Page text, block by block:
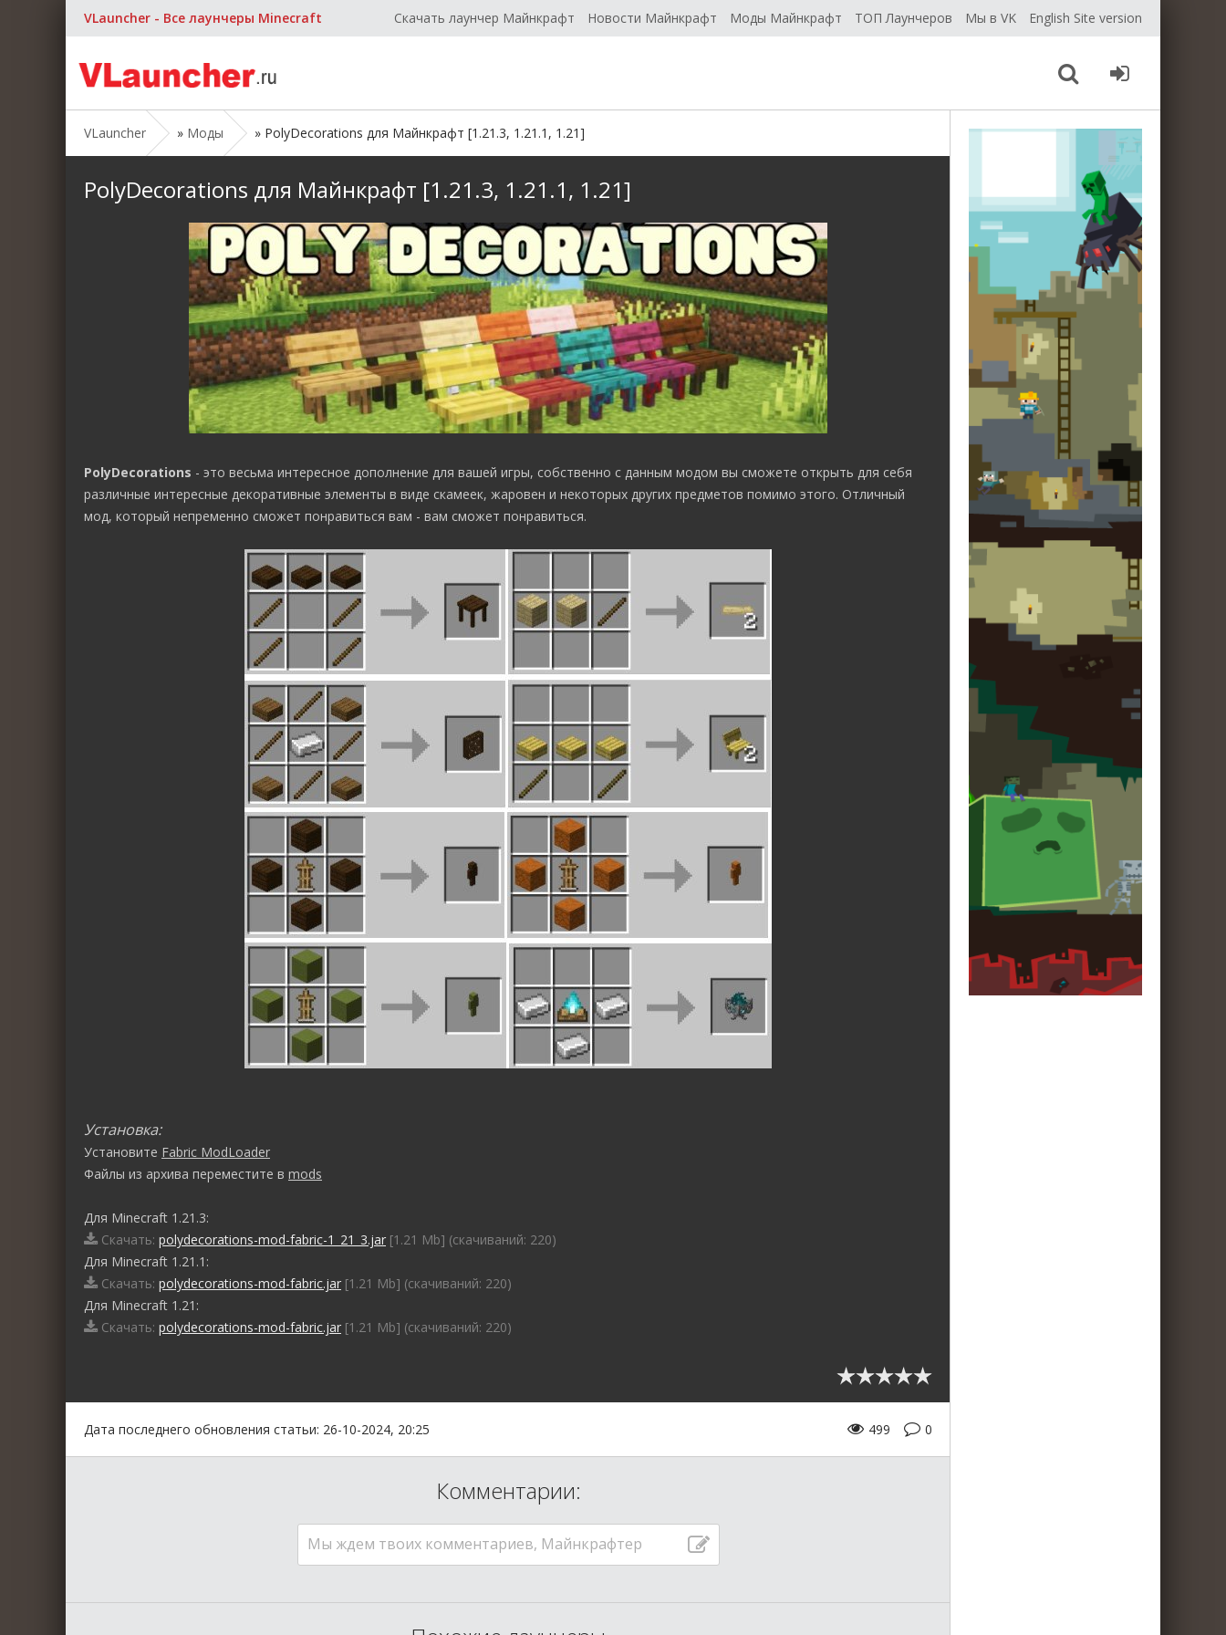
VLauncher - Все лаунчеры Minecraft Скачать лаунчер Майнкрафт Новости Майнкрафт Моды Майнкрафт ТОП Лаунчеров Мы в VK English Site version
VLauncher » Моды » PolyDecorations для Майнкрафт [1.21.3, 1.21.1, 1.21]
PolyDecorations для Майнкрафт [1.21.3, 1.21.1, 1.21]
PolyDecorations - это весьма интересное дополнение для вашей игры, собственно с данным модом вы сможете открыть для себя
различные интересные декоративные элементы в виде скамеек, жаровен и некоторых других предметов помимо этого. Отличный
мод, который непременно сможет понравиться вам - вам сможет понравиться.
Установка:
Установите Fabric ModLoader
Файлы из архива переместите в mods
Для Minecraft 1.21.3:
Скачать: polydecorations-mod-fabric-1_21_3.jar [1.21 Mb] (cкачиваний: 220)
Для Minecraft 1.21.1:
Скачать: polydecorations-mod-fabric.jar [1.21 Mb] (cкачиваний: 220)
Для Minecraft 1.21:
Скачать: polydecorations-mod-fabric.jar [1.21 Mb] (cкачиваний: 220)
Дата последнего обновления статьи: 26-10-2024, 20:25 0
499
Комментарии:
Мы ждем твоих комментариев, Майнкрафтер